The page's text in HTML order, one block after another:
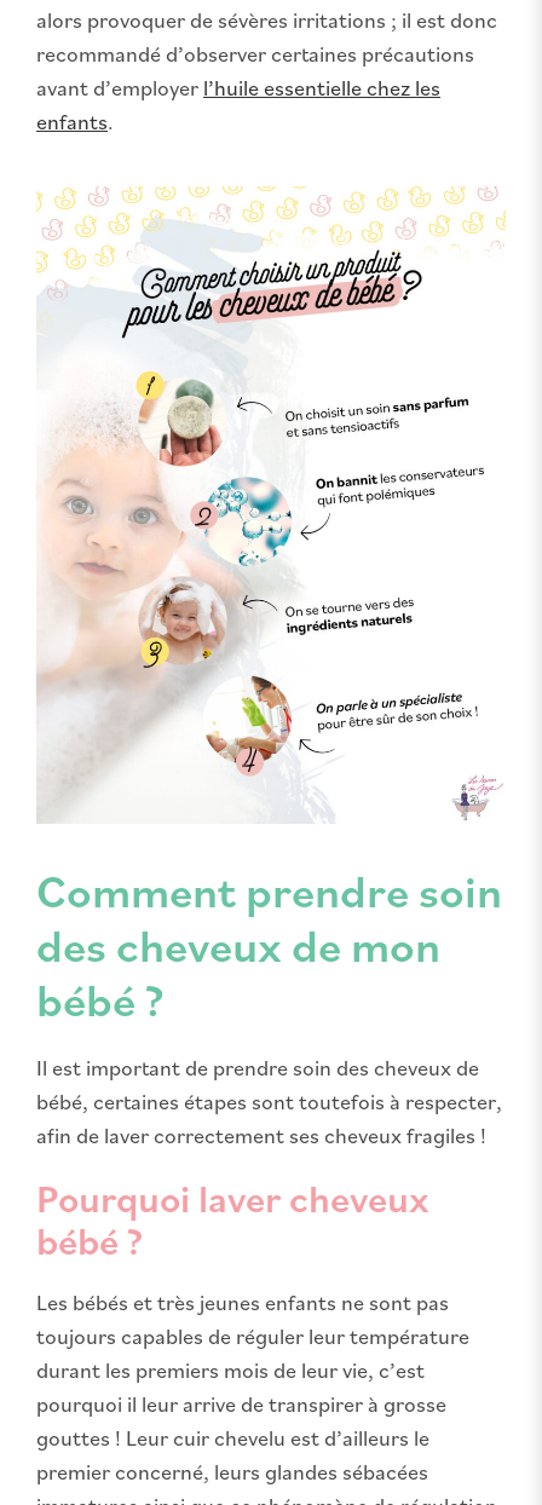
alors provoquer de sévères irritations ; il est donc
recommandé d’observer certaines précautions
avant d’employer l’huile essentielle chez les
enfants.
Comment prendre soin
des cheveux de mon
bébé ?
Il est important de prendre soin des cheveux de
bébé, certaines étapes sont toutefois à respecter,
afin de laver correctement ses cheveux fragiles !
Pourquoi laver cheveux
bébé ?
Les bébés et très jeunes enfants ne sont pas
toujours capables de réguler leur température
durant les premiers mois de leur vie, c’est
pourquoi il leur arrive de transpirer à grosse
gouttes ! Leur cuir chevelu est d’ailleurs le
premier concerné, leurs glandes sébacées